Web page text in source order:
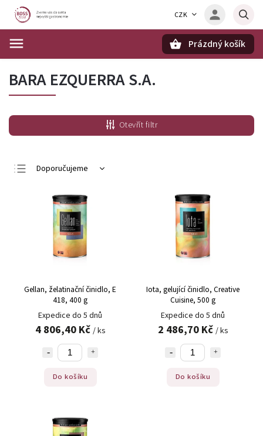
CZK
Prázdný košík
BARA EZQUERRA S.A.
Otevřít filtr
Doporučujeme
Nejdražší
Nejprodávanější
Abecedně
Gellan, želatinační činidlo, E
418, 400 g
Expedice do 5 dnů
4 806,40 Kč / ks
Do košíku
Iota, gelující činidlo, Creative
Cuisine, 500 g
Expedice do 5 dnů
2 486,70 Kč / ks
Do košíku